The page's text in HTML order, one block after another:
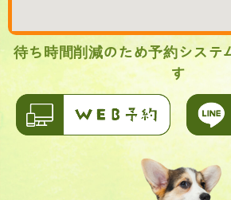
待ち時間削減のため予約システ
す